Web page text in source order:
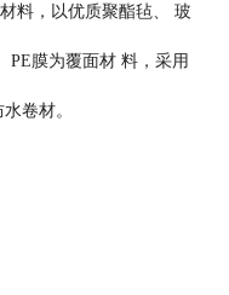
料，以优质聚酯毡、 玻
PE 膜为覆面材 料，采用
卷材。